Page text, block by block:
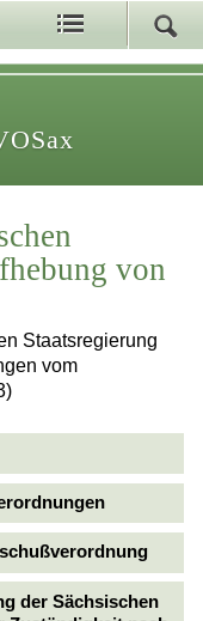
von
Staatsregierung
vom
der Sächsischen